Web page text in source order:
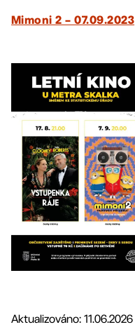
Mimoni 2 – 07.09.2023
Aktualizováno: 11.06.2026